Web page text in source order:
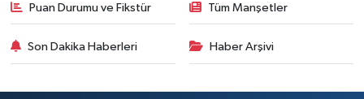
Puan Durumu ve Fikstür Tüm Manşetler
Son Dakika Haberleri Haber Arşivi